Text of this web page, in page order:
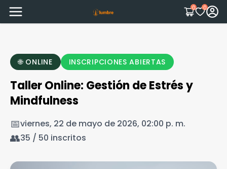
0 0
🌐 ONLINE INSCRIPCIONES ABIERTAS
Taller Online: Gestión de Estrés y
Mindfulness
📅viernes, 22 de mayo de 2026, 02:00 p. m.
👥35 / 50 inscritos